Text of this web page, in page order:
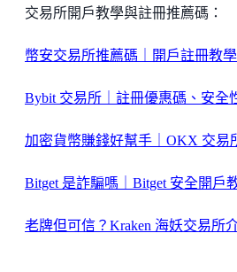
交易所開戶教學與註冊推薦碼：
幣安交易所推薦碼｜開戶註冊教
Bybit 交易所｜註冊優惠碼、安全
加密貨幣賺錢好幫手｜OKX 交易
Bitget 是詐騙嗎｜Bitget 安全開戶
老牌但可信？Kraken 海妖交易所